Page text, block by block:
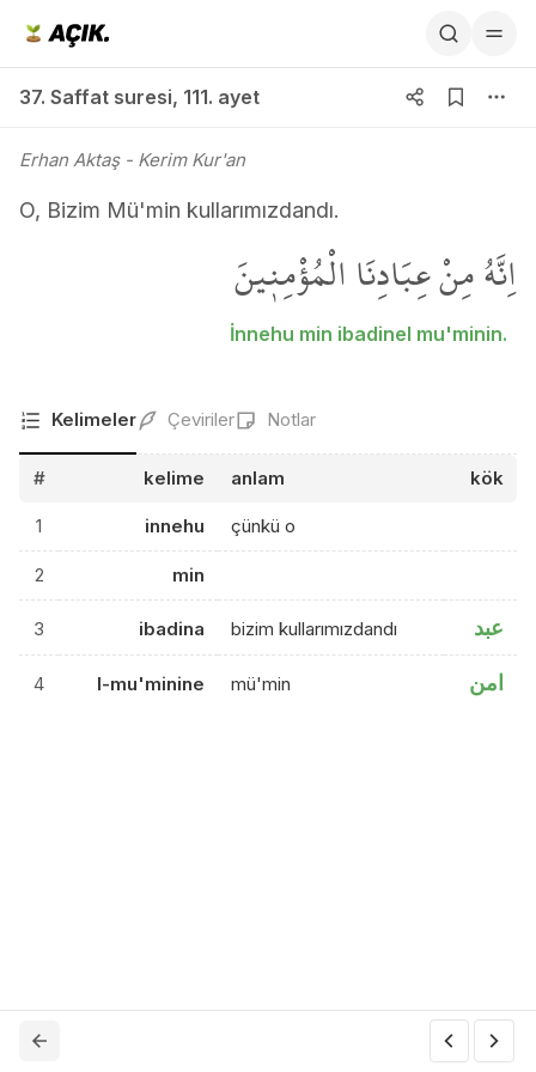
37. Saffat suresi, 111. ayet
Erhan Aktaş- Kerim Kur'an
O, Bizim Mü'min kullarımızdandı.
اِنَّهُ مِنْ عِبَادِنَا الْمُؤْمِن۪ينَ
İnnehu min ibadinel mu'minin.
Kelimeler Çeviriler Notlar
# kelime anlam kök
1 innehu çünkü o
2 min
3 ibadina bizim kullarımızdandı عبد
4 l-mu'minine mü'min امن